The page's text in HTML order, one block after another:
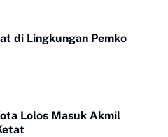
di Lingkungan Pemko
Lolos Masuk Akmil